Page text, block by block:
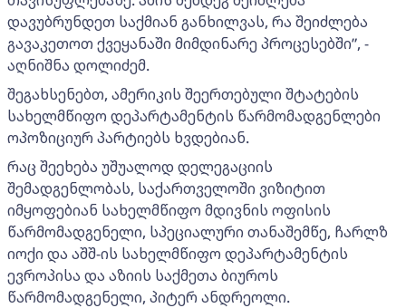
დავუბრუნდეთ საქმიან განხილვას, რა შეიძლება
გავაკეთოთ ქვეყანაში მიმდინარე პროცესებში”, -
აღნიშნა დოლიძემ.
შეგახსენებთ, ამერიკის შეერთებული შტატების
სახელმწიფო დეპარტამენტის წარმომადგენლები
ოპოზიციურ პარტიებს ხვდებიან.
რაც შეეხება უშუალოდ დელეგაციის
შემადგენლობას, საქართველოში ვიზიტით
იმყოფებიან სახელმწიფო მდივნის ოფისის
წარმომადგენელი, სპეციალური თანაშემწე, ჩარლზ
იოქი და აშშ-ის სახელმწიფო დეპარტამენტის
ევროპისა და აზიის საქმეთა ბიუროს
წარმომადგენელი, პიტერ ანდრეოლი.